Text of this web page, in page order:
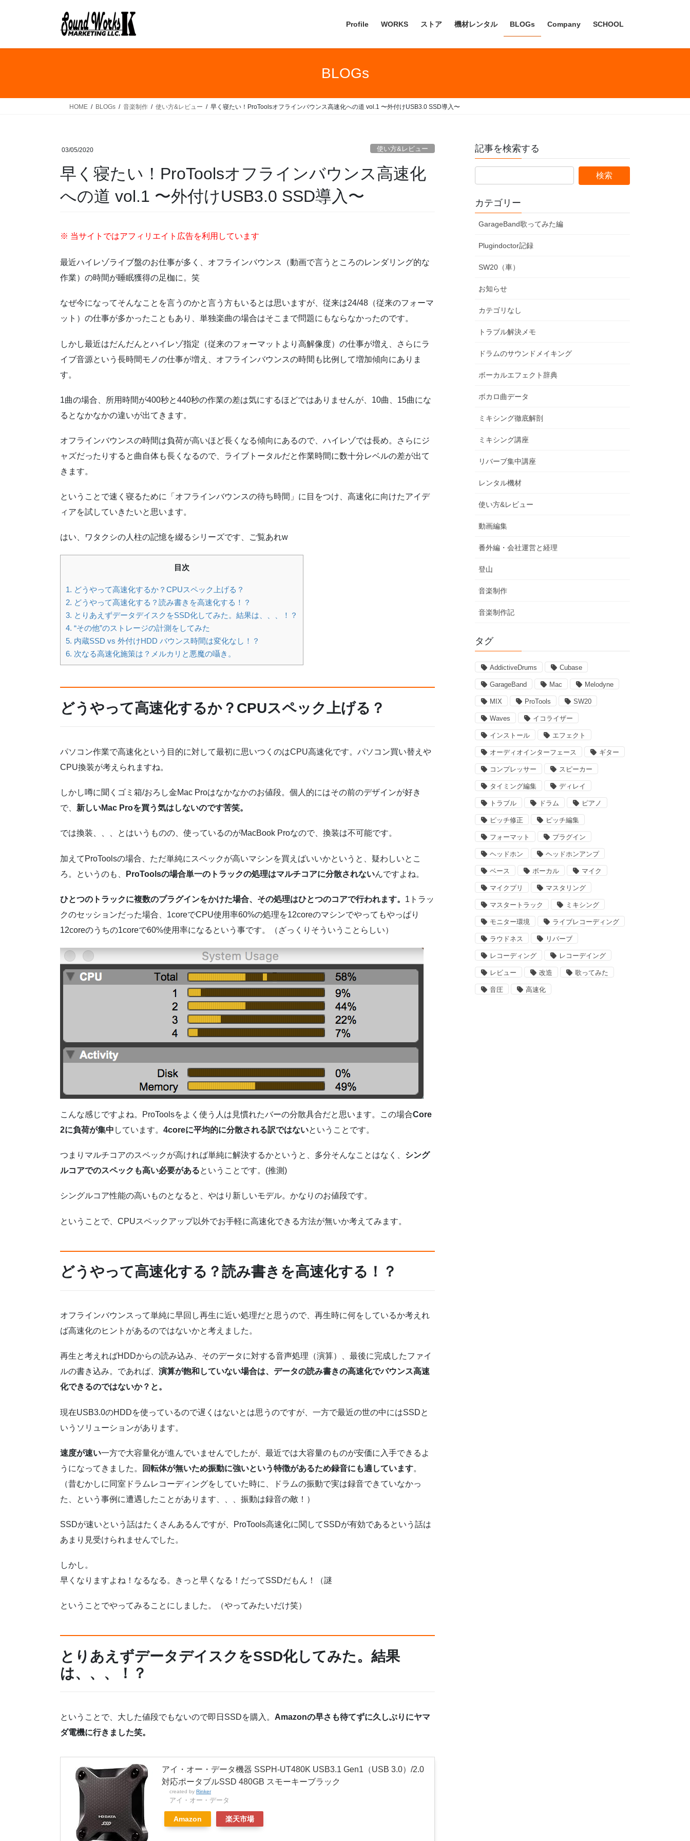
Profile WORKS ストア 機材レンタル BLOGs Company SCHOOL
BLOGs
HOME BLOGs 音楽制作 使い方&レビュー 早く寝たい！ProToolsオフラインバウンス高速化への道 vol.1 〜外付けUSB3.0 SSD導入〜
03/05/2020 使い方&レビュー
早く寝たい！ProToolsオフラインバウンス高速化
への道 vol.1 〜外付けUSB3.0 SSD導入〜
※ 当サイトではアフィリエイト広告を利用しています
最近ハイレゾライブ盤のお仕事が多く、オフラインバウンス（動画で言うところのレンダリング的な
作業）の時間が睡眠獲得の足枷に。笑
なぜ今になってそんなことを言うのかと言う方もいるとは思いますが、従来は24/48（従来のフォーマ
ット）の仕事が多かったこともあり、単独楽曲の場合はそこまで問題にもならなかったのです。
しかし最近はだんだんとハイレゾ指定（従来のフォーマットより高解像度）の仕事が増え、さらにラ
イブ音源という長時間モノの仕事が増え、オフラインバウンスの時間も比例して増加傾向にありま
す。
1曲の場合、所用時間が400秒と440秒の作業の差は気にするほどではありませんが、10曲、15曲にな
るとなかなかの違いが出てきます。
オフラインバウンスの時間は負荷が高いほど長くなる傾向にあるので、ハイレゾでは長め。さらにジ
ャズだったりすると曲自体も長くなるので、ライブトータルだと作業時間に数十分レベルの差が出て
きます。
ということで速く寝るために「オフラインバウンスの待ち時間」に目をつけ、高速化に向けたアイデ
ィアを試していきたいと思います。
はい、ワタクシの人柱の記憶を綴るシリーズです、ご覧あれw
目次
1. どうやって高速化するか？CPUスペック上げる？
2. どうやって高速化する？読み書きを高速化する！？
3. とりあえずデータデイスクをSSD化してみた。結果は、、、！？
4. “その他”のストレージの計測をしてみた
5. 内蔵SSD vs 外付けHDD バウンス時間は変化なし！？
6. 次なる高速化施策は？メルカリと悪魔の囁き。
どうやって高速化するか？CPUスペック上げる？
パソコン作業で高速化という目的に対して最初に思いつくのはCPU高速化です。パソコン買い替えや
CPU換装が考えられますね。
しかし噂に聞くゴミ箱/おろし金Mac Proはなかなかのお値段。個人的にはその前のデザインが好き
で、 新しいMac Proを買う気はしないのです苦笑。
では換装、、、とはいうものの、使っているのがMacBook Proなので、換装は不可能です。
加えてProToolsの場合、ただ単純にスペックが高いマシンを買えばいいかというと、疑わしいとこ
ろ。というのも、
ProToolsの場合単一のトラックの処理はマルチコアに分散されないんですよね。
ひとつのトラックに複数のプラグインをかけた場合、その処理はひとつのコアで行われます。 1トラッ
クのセッションだった場合、1coreでCPU使用率60%の処理を12coreのマシンでやってもやっぱり
12coreのうちの1coreで60%使用率になるという事です。（ざっくりそういうことらしい）
こんな感じですよね。ProToolsをよく使う人は見慣れたバーの分散具合だと思います。この場合Core
2に負荷が集中 しています。 4coreに平均的に分散される訳ではないということです。
つまりマルチコアのスペックが高ければ単純に解決するかというと、多分そんなことはなく、 シング
ルコアでのスペックも高い必要があるということです。(推測)
シングルコア性能の高いものとなると、やはり新しいモデル。かなりのお値段です。
ということで、CPUスペックアップ以外でお手軽に高速化できる方法が無いか考えてみます。
どうやって高速化する？読み書きを高速化する！？
オフラインバウンスって単純に早回し再生に近い処理だと思うので、再生時に何をしているか考えれ
ば高速化のヒントがあるのではないかと考えました。
再生と考えればHDDからの読み込み、そのデータに対する音声処理（演算）、最後に完成したファイ
ルの書き込み。であれば、 演算が飽和していない場合は、データの読み書きの高速化でバウンス高速
化できるのではないか？と。
現在USB3.0のHDDを使っているので遅くはないとは思うのですが、一方で最近の世の中にはSSDと
いうソリューションがあります。
速度が速い一方で大容量化が進んでいませんでしたが、最近では大容量のものが安価に入手できるよ
うになってきました。
回転体が無いため振動に強いという特徴があるため録音にも適しています。
（昔むかしに同室ドラムレコーディングをしていた時に、ドラムの振動で実は録音できていなかっ
た、という事例に遭遇したことがあります、、、振動は録音の敵！）
SSDが速いという話はたくさんあるんですが、ProTools高速化に関してSSDが有効であるという話は
あまり見受けられませんでした。
しかし。
早くなりますよね！なるなる。きっと早くなる！だってSSDだもん！（謎
ということでやってみることにしました。（やってみたいだけ笑）
とりあえずデータデイスクをSSD化してみた。結果
は、、、！？
ということで、大した値段でもないので即日SSDを購入。 Amazonの早さも待てずに久しぶりにヤマ
ダ電機に行きました笑。
アイ・オー・データ機器 SSPH-UT480K USB3.1 Gen1（USB 3.0）/2.0
対応ポータブルSSD 480GB スモーキーブラック
created by Rinker
アイ・オー・データ
Amazon 楽天市場
記事を検索する
カテゴリー
GarageBand歌ってみた編
Plugindoctor記録
SW20（車）
お知らせ
カテゴリなし
トラブル解決メモ
ドラムのサウンドメイキング
ボーカルエフェクト辞典
ボカロ曲データ
ミキシング徹底解剖
ミキシング講座
リバーブ集中講座
レンタル機材
使い方&レビュー
動画編集
番外編・会社運営と経理
登山
音楽制作
音楽制作記
タグ
AddictiveDrums Cubase
GarageBand Mac Melodyne
MIX ProTools SW20
Waves イコライザー
インストール エフェクト
オーディオインターフェース ギター
コンプレッサー スピーカー
タイミング編集 ディレイ
トラブル ドラム ピアノ
ピッチ修正 ピッチ編集
フォーマット プラグイン
ヘッドホン ヘッドホンアンプ
ベース ボーカル マイク
マイクプリ マスタリング
マスタートラック ミキシング
モニター環境 ライブレコーディング
ラウドネス リバーブ
レコーディング レコーデイング
レビュー 改造 歌ってみた
音圧 高速化